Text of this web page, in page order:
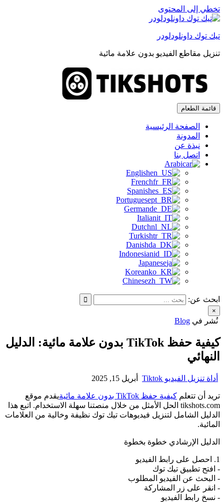
تخطي إلى المحتوى
تيك توك داونلودلودر
تنزيل مقاطع الفيديو بدون علامة مائية
تيك توك داونلودلودر
تنزيل مقاطع الفيديو بدون علامة مائية
قائمة الطعام
الصفحة الرئيسية
المدونة
نبذة عن
اتصل بنا
Arabic
English
French
Spanish
Portuguese
German
Italian
Dutch
Turkish
Danish
Indonesian
Japanese
Korean
Chinese
ابحث عن:
×
نُشر في Blog
كيفية حفظ TikTok بدون علامة مائية: الدليل
النهائي
أداة تنزيل الفيديو Tiktok أبريل 15, 2025
تريد أن تتعلم كيفية حفظ TikTok بدون علامة مائية
يقدم موقع
tikshots.com الحل الأمثل من خلال منصتنا سهلة الاستخدام. اتبع هذا
الدليل الشامل لتنزيل فيديوهات تيك توك نظيفة وخالية من العلامات
المائية.
الدليل الإرشادي خطوة بخطوة
1. احصل على رابط الفيديو
- افتح تطبيق تيك توك
- البحث عن الفيديو المطلوب
- انقر على زر المشاركة
- نسخ رابط الفيديو